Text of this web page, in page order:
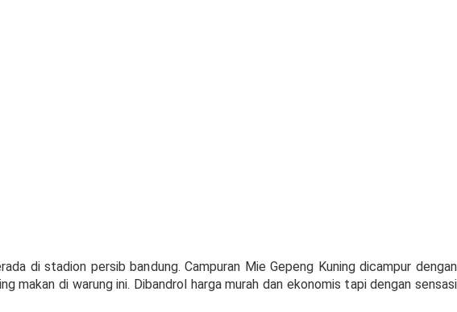
di stadion persib bandung. Campuran Mie Gepeng Kuning dicampur dengan
di warung ini. Dibandrol harga murah dan ekonomis tapi dengan sensasi